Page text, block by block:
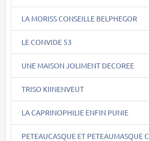
LA MORISS CONSEILLE BELPHEGOR
LE CONVIDE 53
UNE MAISON JOLIMENT DECOREE
TRISO KIINENVEUT
LA CAPRINOPHILIE ENFIN PUNIE
PETEAUCASQUE ET PETEAUMASQUE C